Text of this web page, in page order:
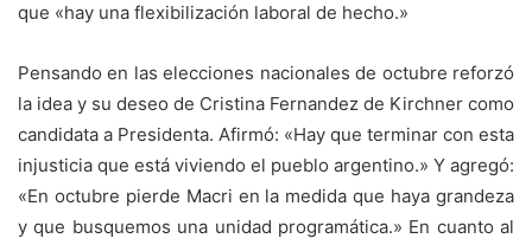
que «hay una flexibilización laboral de hecho.»
Pensando en las elecciones nacionales de octubre reforzó
la idea y su deseo de Cristina Fernandez de Kirchner como
candidata a Presidenta. Afirmó: «Hay que terminar con esta
injusticia que está viviendo el pueblo argentino.» Y agregó:
«En octubre pierde Macri en la medida que haya grandeza
y que busquemos una unidad programática.» En cuanto al